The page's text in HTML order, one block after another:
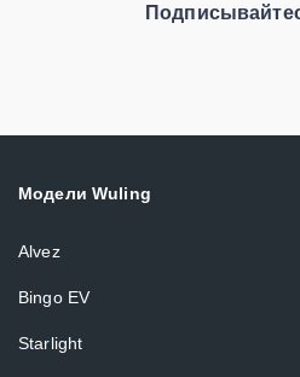
Модели Wuling
Alvez
Bingo EV
Starlight